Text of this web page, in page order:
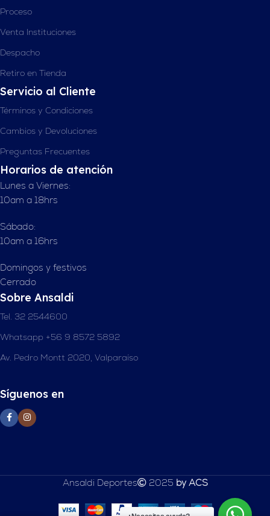
Proceso
Venta Instituciones
Despacho
Retiro en Tienda
Servicio al Cliente
Términos y Condiciones
Cambios y Devoluciones
Preguntas Frecuentes
Horarios de atención
Lunes a Viernes:
10am a 18hrs
Sábado:
10am a 16hrs
Domingos y festivos
Cerrado
Sobre Ansaldi
Tel. 32 2544600
Whatsapp +56 9 8572 5892
Av. Pedro Montt 2020, Valparaíso
Síguenos en
Ansaldi Deportes 2025 by ACS